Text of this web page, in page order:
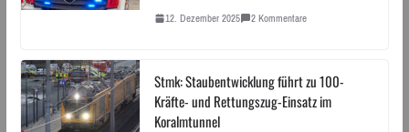
12. Dezember 2025 2 Kommentare
Stmk: Staubentwicklung führt zu 100-
Kräfte- und Rettungszug-Einsatz im
Koralmtunnel